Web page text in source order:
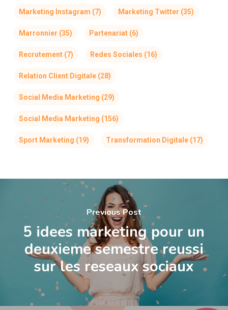
Marketing Instagram (7) Marketing Twitter (35)
Marronnier (35) Partenariat(6)
Recrutement(7) Redes Sociales (16)
Relation Client Digitale(28)
Social Media Marketing (29)
Social Media Marketing (156)
Sport Marketing (19) Transformation Digitale(17)
Previous Post
5 idees marketing pour un
deuxieme semestre reussi
sur les reseaux sociaux